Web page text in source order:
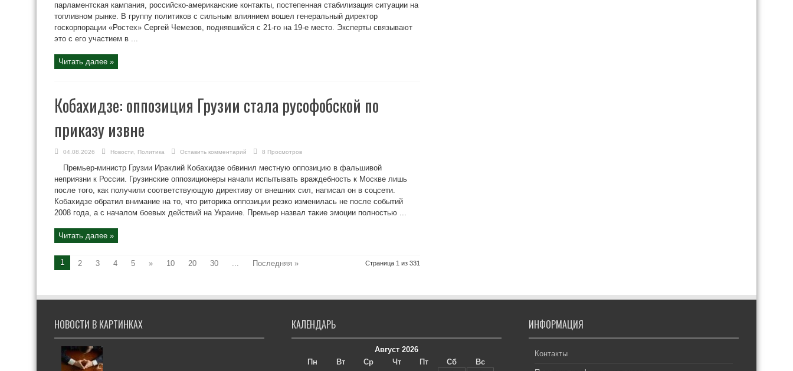
парламентская кампания, российско-американские контакты, постепенная стабилизация ситуации на
топливном рынке. В группу политиков с сильным влиянием вошел генеральный директор
госкорпорации «Ростех» Сергей Чемезов, поднявшийся с 21-го на 19-е место. Эксперты связывают
это с его участием в ...
Читать далее »
Кобахидзе: оппозиция Грузии стала русофобской по
приказу извне
04.08.2026 Новости Политика Оставить комментарий 8 Просмотров
Премьер-министр Грузии Ираклий Кобахидзе обвинил местную оппозицию в фальшивой
неприязни к России. Грузинские оппозиционеры начали испытывать враждебность к Москве лишь
после того, как получили соответствующую директиву от внешних сил, написал он в соцсети.
Кобахидзе обратил внимание на то, что риторика оппозиции резко изменилась не после событий
2008 года, а с началом боевых действий на Украине. Премьер назвал такие эмоции полностью ...
Читать далее »
Страница 1 из 331
1 2 3 4 5 » 10 20 30 ... Последняя »
НОВОСТИ В КАРТИНКАХ КАЛЕНДАРЬ
Август 2026
Пн
Вт Ср Чт Пт Сб
Вс
ИНФОРМАЦИЯ
Контакты